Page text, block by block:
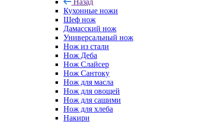
Назад
Кухонные ножи
Шеф нож
Дамасский нож
Универсальный нож
Нож из стали
Нож Деба
Нож Слайсер
Нож Сантоку
Нож для масла
Нож для овощей
Нож для сашими
Нож для хлеба
Накири